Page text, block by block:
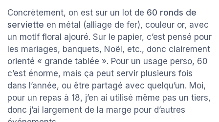
Concrètement, on est sur un lot de 60 ronds de
serviette en métal (alliage de fer), couleur or, avec
un motif floral ajouré. Sur le papier, c’est pensé pour
les mariages, banquets, Noël, etc., donc clairement
orienté « grande tablée ». Pour un usage perso, 60
c’est énorme, mais ça peut servir plusieurs fois
dans l’année, ou être partagé avec quelqu’un. Moi,
pour un repas à 18, j’en ai utilisé même pas un tiers,
donc j’ai largement de la marge pour d’autres